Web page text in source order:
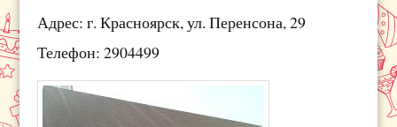
Адрес: г. Красноярск, ул. Перенсона, 29
Телефон: 2904499